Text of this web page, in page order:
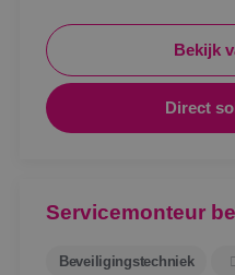
Bekijk
Direct
Servicemonteur
Beveiligingstechniek